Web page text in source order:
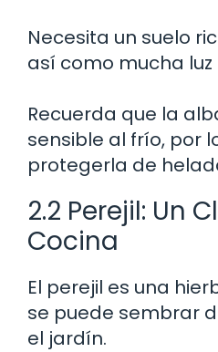
Necesita un suelo
así como mucha luz
Recuerda que la
sensible al frío, por
protegerla de
2.2 Perejil: Un
Cocina
El perejil es una
se puede sembrar
el jardín.